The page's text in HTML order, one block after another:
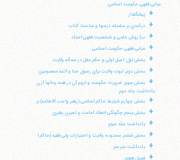
مبانی فقهی حکومت اسلامی
+ پیشگفتار
+ درآمدی بر سلسله درسها و مباحث کتاب
+ ب) روش علمی و شخصیت فقهی استاد
+ مبانی فقهی حکومت اسلامی
+ بخش اول: اصل اولی و حکم عقل در مسأله ولایت
+ بخش دوم: ثبوت ولایت برای رسول خدا و ائمه معصومین
+
بخش سوم: ضرورت حکومت و لزوم آن در همه زمانها از ن
یادداشت جلد دوم
+ بخش چهارم شرایط حاکم اسلامی (رهبر واجب الاطاعه) بر
+ بخش پنجم چگونگی انعقاد امامت و تعیین رهبری
+ یادداشت جلد سوم
+ بخش ششم: محدوده ولایت و اختیارات ولی فقیه (حاکم ا
+ یادداشت مترجم
+ فصل هفتم: